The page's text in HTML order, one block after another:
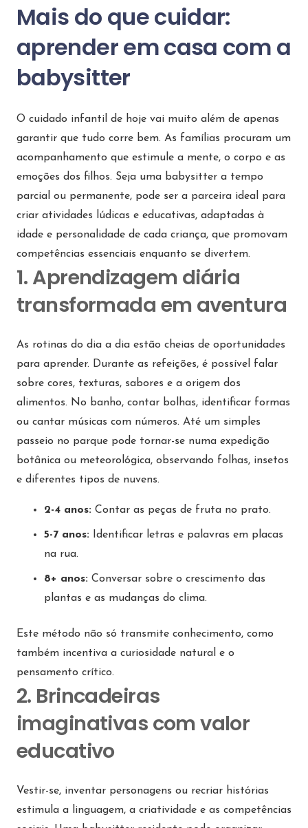
Mais do que cuidar:
aprender em casa com a
babysitter
O cuidado infantil de hoje vai muito além de apenas
garantir que tudo corre bem. As famílias procuram um
acompanhamento que estimule a mente, o corpo e as
emoções dos filhos. Seja uma babysitter a tempo
parcial ou permanente, pode ser a parceira ideal para
criar atividades lúdicas e educativas, adaptadas à
idade e personalidade de cada criança, que promovam
competências essenciais enquanto se divertem.
1. Aprendizagem diária
transformada em aventura
As rotinas do dia a dia estão cheias de oportunidades
para aprender. Durante as refeições, é possível falar
sobre cores, texturas, sabores e a origem dos
alimentos. No banho, contar bolhas, identificar formas
ou cantar músicas com números. Até um simples
passeio no parque pode tornar-se numa expedição
botânica ou meteorológica, observando folhas, insetos
e diferentes tipos de nuvens.
2-4 anos: Contar as peças de fruta no prato.
5-7 anos: Identificar letras e palavras em placas
na rua.
8+ anos: Conversar sobre o crescimento das
plantas e as mudanças do clima.
Este método não só transmite conhecimento, como
também incentiva a curiosidade natural e o
pensamento crítico.
2. Brincadeiras
imaginativas com valor
educativo
Vestir-se, inventar personagens ou recriar histórias
estimula a linguagem, a criatividade e as competências